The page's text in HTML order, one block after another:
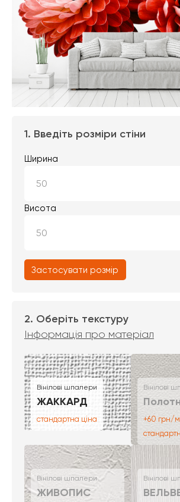
1. Введіть розміри стіни
Ширина
Висота
Застосувати розмір
2. Оберіть текстуру
Інформація про матеріал
Вінілові шпалери
ЖАККАРД
стандартна ціна
Вінілові
+60 грн/
Вінілові шпалери
ЖИВОПИС
Вінілові